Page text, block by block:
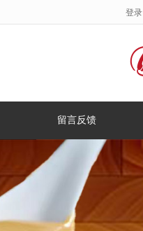
登录
留言反馈